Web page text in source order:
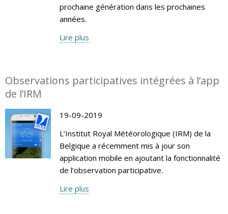
prochaine génération dans les prochaines
années.
Lire plus
Observations participatives intégrées à l’app
de l’IRM
19-09-2019
L’Institut Royal Météorologique (IRM) de la
Belgique a récemment mis à jour son
application mobile en ajoutant la fonctionnalité
de l’observation participative.
Lire plus